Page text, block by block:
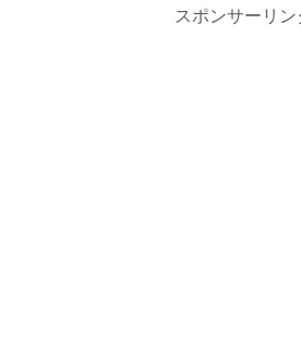
スポンサーリン